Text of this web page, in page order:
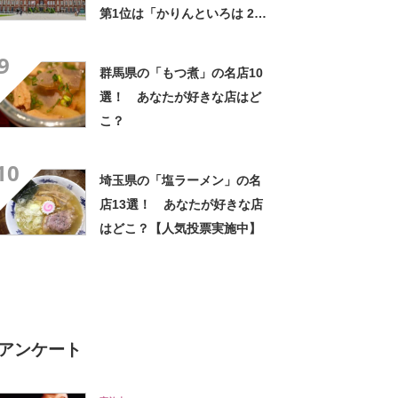
第1位は「かりんといろは 24
群馬県の「もつ煮」の名店10
選！ あなたが好きな店はど
こ？
埼玉県の「塩ラーメン」の名
店13選！ あなたが好きな店
はどこ？【人気投票実施中】
アンケート